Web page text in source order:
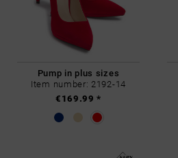
Pump in plus sizes
Item number: 2192-14
€169.99 *